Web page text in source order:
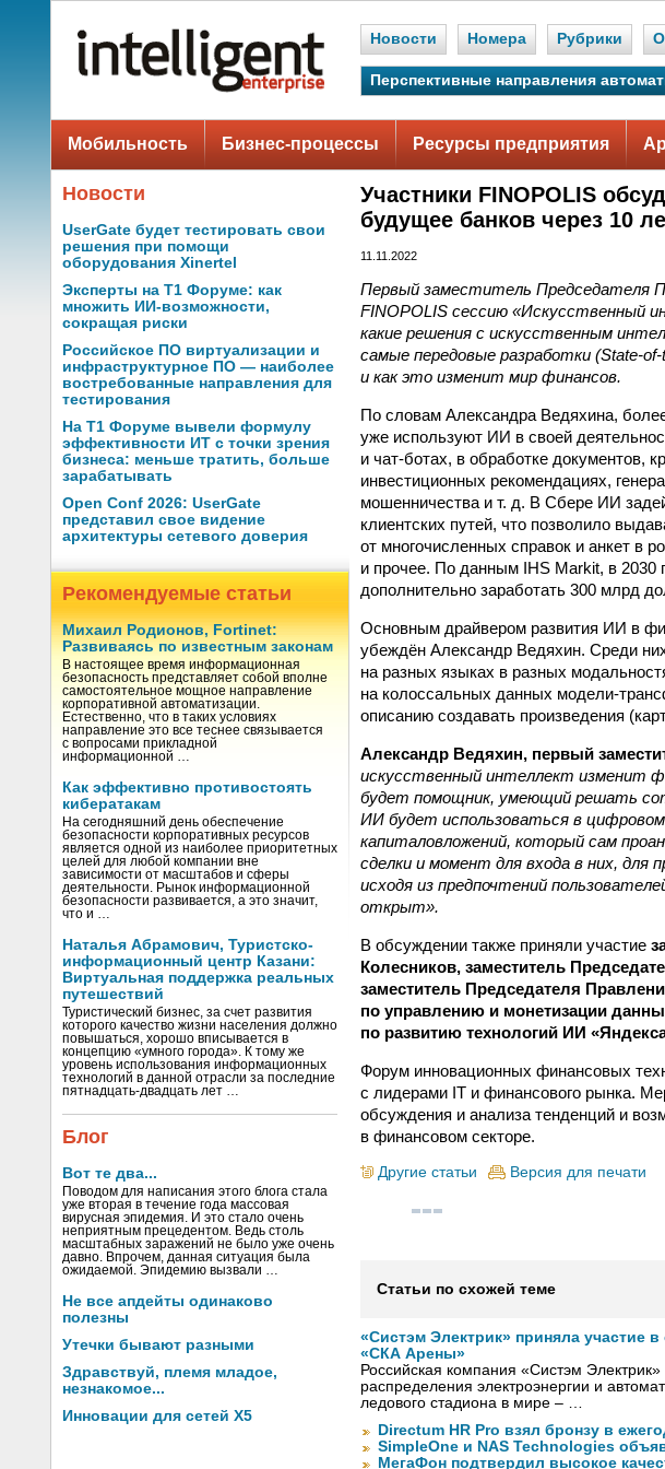
Новости Номера Рубрики
Перспективные направления
Мобильность Бизнес-процессы Ресурсы предприятия
Новости
UserGate будет тестировать свои
решения при помощи
оборудования Xinertel
Эксперты на Т1 Форуме: как
множить ИИ-возможности,
сокращая риски
Российское ПО виртуализации и
инфраструктурное ПО — наиболее
востребованные направления для
тестирования
На Т1 Форуме вывели формулу
эффективности ИТ с точки зрения
бизнеса: меньше тратить, больше
зарабатывать
Open Conf 2026: UserGate
представил свое видение
архитектуры сетевого доверия
Рекомендуемые статьи
Михаил Родионов, Fortinet:
Развиваясь по известным законам
В настоящее время информационная
безопасность представляет собой вполне
самостоятельное мощное направление
корпоративной автоматизации.
Естественно, что в таких условиях
направление это все теснее связывается
с вопросами прикладной
информационной …
Как эффективно противостоять
кибератакам
На сегодняшний день обеспечение
безопасности корпоративных ресурсов
является одной из наиболее приоритетных
целей для любой компании вне
зависимости от масштабов и сферы
деятельности. Рынок информационной
безопасности развивается, а это значит,
что и …
Наталья Абрамович, Туристско-
информационный центр Казани:
Виртуальная поддержка реальных
путешествий
Туристический бизнес, за счет развития
которого качество жизни населения должно
повышаться, хорошо вписывается в
концепцию «умного города». К тому же
уровень использования информационных
технологий в данной отрасли за последние
пятнадцать-двадцать лет …
Блог
Вот те два...
Поводом для написания этого блога стала
уже вторая в течение года массовая
вирусная эпидемия. И это стало очень
неприятным прецедентом. Ведь столь
масштабных заражений не было уже очень
давно. Впрочем, данная ситуация была
ожидаемой. Эпидемию вызвали …
Не все апдейты одинаково
полезны
Утечки бывают разными
Здравствуй, племя младое,
незнакомое...
Инновации для сетей X5
Участники FINOPOLIS
будущее банков через 10
11.11.2022
Первый заместитель Председателя
FINOPOLIS сессию «Искусственный
какие решения c искусственным
самые передовые разработки (State-
и как это изменит мир финансов.
По словам Александра Ведяхина,
уже используют ИИ в своей
и чат-ботах, в обработке документов,
инвестиционных рекомендациях,
мошенничества и т. д. В Сбере ИИ
клиентских путей, что позволило
от многочисленных справок и анкет в
и прочее. По данным IHS Markit, в 2030
дополнительно заработать 300 млрд
Основным драйвером развития ИИ в
убеждён Александр Ведяхин. Среди
на разных языках в разных
на колоссальных данных модели-
описанию создавать произведения
Александр Ведяхин, первый
искусственный интеллект изменит
будет помощник, умеющий решать
ИИ будет использоваться в цифровом
капиталовложений, который сам
сделки и момент для входа в них, для
исходя из предпочтений
открыт».
В обсуждении также приняли участие
Колесников, заместитель
заместитель Председателя
по управлению и монетизации
по развитию технологий ИИ
Форум инновационных финансовых
с лидерами IT и финансового рынка.
обсуждения и анализа тенденций и
в финансовом секторе.
Другие статьи Версия для печати
Статьи по схожей теме
«Систэм Электрик» приняла участие
«СКА Арены»
Российская компания «Систэм
распределения электроэнергии и
ледового стадиона в мире – …
Directum HR Pro взял бронзу в
SimpleOne и NAS Technologies
МегаФон подтвердил высокое